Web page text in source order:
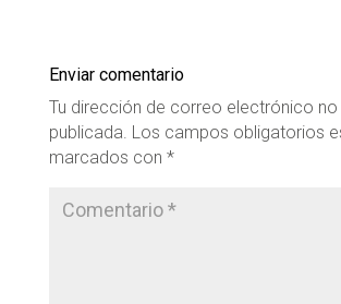
Enviar comentario
Tu dirección de correo electrónico no
publicada. Los campos obligatorios
marcados con *